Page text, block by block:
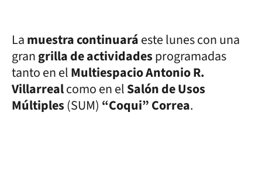
Lamuestra continuaráeste lunes con una
grangrilla de actividadesprogramadas
tanto en elMultiespacio Antonio R.
Villarrealcomo en elSalón de Usos
Múltiples(SUM) “Coqui” Correa.